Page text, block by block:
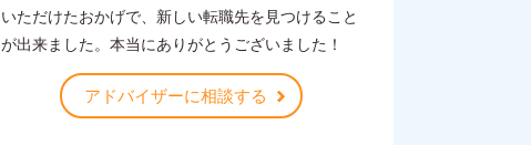
いただけたおかげで、新しい転職先を見つけること
が出来ました。本当にありがとうございました！
アドバイザーに相談する